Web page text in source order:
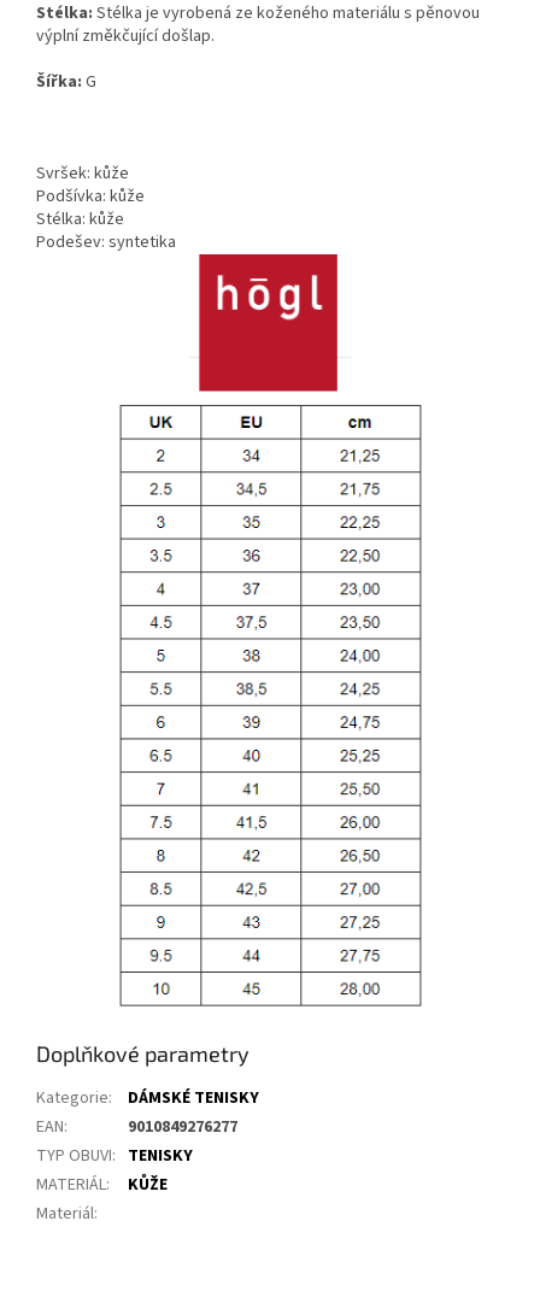
Stélka: Stélka je vyrobená ze koženého materiálu s pěnovou
výplní změkčující došlap.
Šířka: G
Svršek: kůže
Podšívka: kůže
Stélka: kůže
Podešev: syntetika
Doplňkové parametry
Kategorie:
DÁMSKÉ TENISKY
EAN:
9010849276277
TYP OBUVI: TENISKY
MATERIÁL:
KŮŽE
Materiál: